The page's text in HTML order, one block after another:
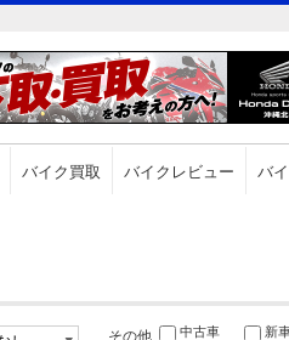
バイク買取 バイクレビュー バ
その他 中古車 新